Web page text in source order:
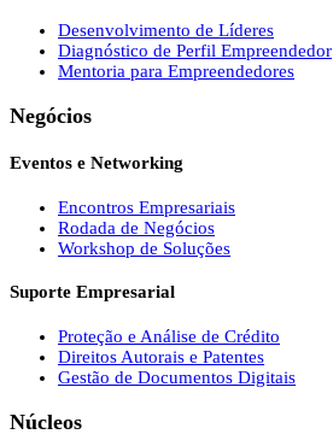
Desenvolvimento de Líderes
Diagnóstico de Perfil Empreendedor
Mentoria para Empreendedores
Negócios
Eventos e Networking
Encontros Empresariais
Rodada de Negócios
Workshop de Soluções
Suporte Empresarial
Proteção e Análise de Crédito
Direitos Autorais e Patentes
Gestão de Documentos Digitais
Núcleos